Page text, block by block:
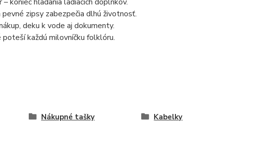
zipsy zabezpečia dlhú životnosť.
deku k vode aj dokumenty.
každú milovníčku folklóru.
Nákupné tašky
Kabelky